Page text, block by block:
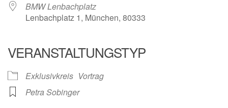
BMW Lenbachplatz
Lenbachplatz 1, München, 80333
VERANSTALTUNGSTYP
Exklusivkreis Vortrag
Petra Sobinger